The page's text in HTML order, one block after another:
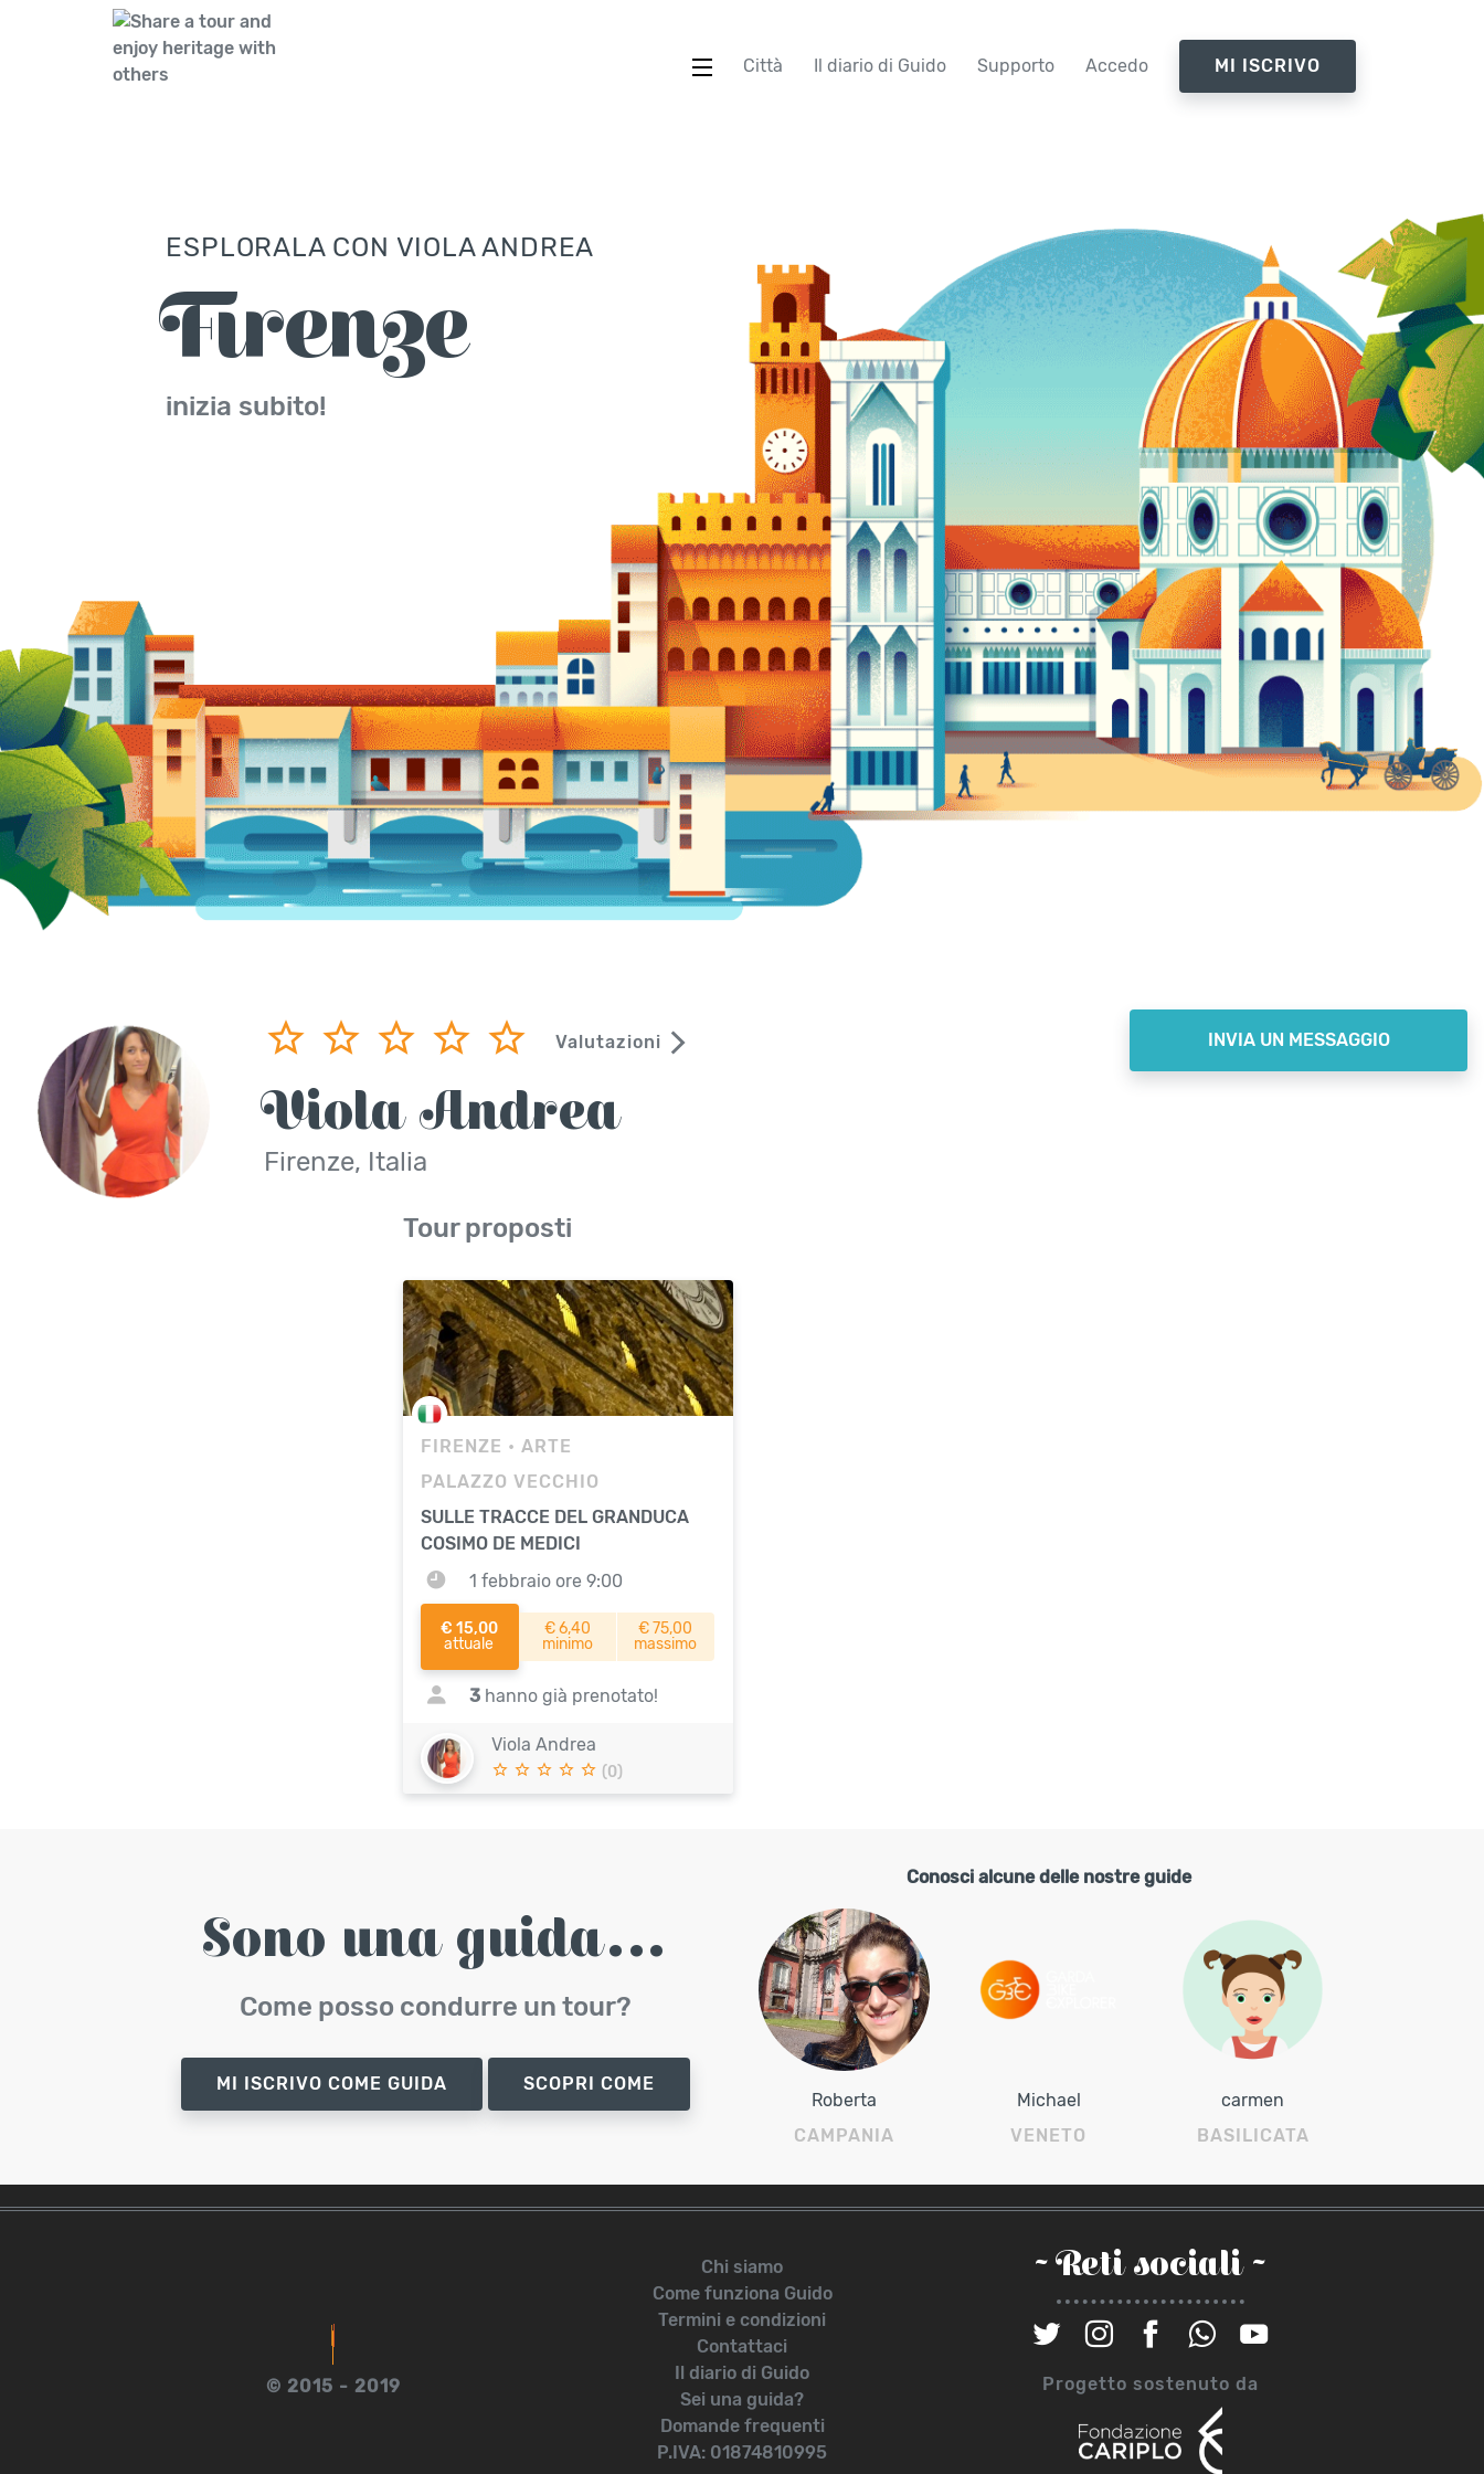
Città Il diario di Guido Supporto Accedo MI ISCRIVO
ESPLORALA CON VIOLA ANDREA
Firenze
inizia subito!
Valutazioni
Viola Andrea
Firenze, Italia
Tour proposti
FIRENZE • ARTE
PALAZZO VECCHIO
SULLE TRACCE DEL GRANDUCA
COSIMO DE MEDICI
1 febbraio ore 9:00
€ 15,00
attuale
€ 6,40
minimo
€ 75,00
massimo
3 hanno già prenotato!
Viola Andrea
(0)
INVIA UN MESSAGGIO
Sono una guida...
Come posso condurre un tour?
MI ISCRIVO COME GUIDA SCOPRI COME
Conosci alcune delle nostre guide
Roberta
CAMPANIA
Michael
VENETO
carmen
BASILICATA
© 2015 - 2019
Chi siamo
Come funziona Guido
Termini e condizioni
Contattaci
Il diario di Guido
Sei una guida?
Domande frequenti
P.IVA: 01874810995
~ Reti sociali ~
Progetto sostenuto da